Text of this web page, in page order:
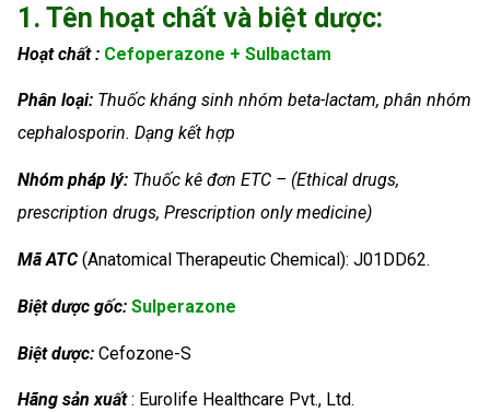
1. Tên hoạt chất và biệt dược:
Hoạt chất : Cefoperazone + Sulbactam
Phân loại: Thuốc kháng sinh nhóm beta-lactam, phân nhóm
cephalosporin. Dạng kết hợp
Nhóm pháp lý: Thuốc kê đơn ETC – (Ethical drugs,
prescription drugs, Prescription only medicine)
Mã ATC(Anatomical Therapeutic Chemical): J01DD62.
Biệt dược gốc: Sulperazone
Biệt dược: Cefozone-S
Hãng sản xuất: Eurolife Healthcare Pvt., Ltd.